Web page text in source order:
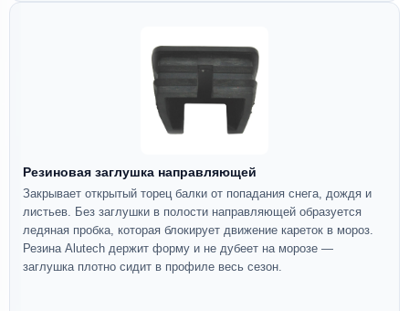
Резиновая заглушка направляющей
Закрывает открытый торец балки от попадания снега, дождя и
листьев. Без заглушки в полости направляющей образуется
ледяная пробка, которая блокирует движение кареток в мороз.
Резина Alutech держит форму и не дубеет на морозе —
заглушка плотно сидит в профиле весь сезон.